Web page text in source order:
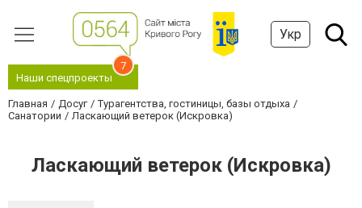
Укр
Наши спецпроекты
7
Главная Досуг
Турагентства, гостиницы, базы отдыха
Санатории
Ласкающий ветерок (Искровка)
Ласкающий ветерок (Искровка)